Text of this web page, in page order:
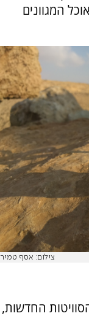
המגוונים
צילום: אסף טמיר
החדשות,